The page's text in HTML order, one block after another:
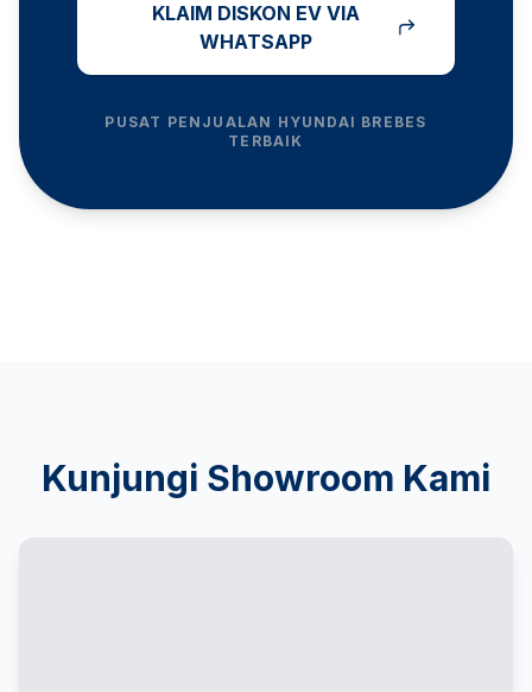
KLAIM DISKON EV VIA
WHATSAPP
PUSAT PENJUALAN HYUNDAI BREBES
TERBAIK
Kunjungi Showroom Kami